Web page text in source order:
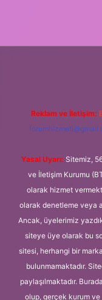
Reklam ve İletişim:
Yasal Uyarı: Sitemiz,
ve İletişim Kurumu
olarak hizmet
olarak denetleme veya
Ancak, üyelerimiz
siteye üye olarak bu
sitesi, herhangi bir
bulunmamaktadır.
paylaşılmaktadır.
olup, gerçek kurum ve